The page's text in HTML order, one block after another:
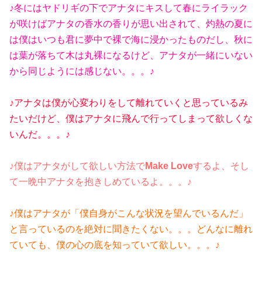
♪冬にはヤドリギの下でアナタにキスして春にライラック
が咲けばアナタの香水の香りが思い出されて、灼熱の夏に
は僕はいつも君に夢中で裸で海に浸かったものだし、秋に
は葉が落ちて木は丸裸になるけど、アナタが一緒にいない
から同じようには感じない。。。♪
♪アナタは僕が心変わりをして離れていくと思っているみ
たいだけど、僕はアナタに飛んで行ってしまって欲しくな
いんだ。。。♪
♪僕はアナタがして欲しい方法でMake Loveするよ、そし
て一晩中アナタを抱きしめているよ。。。♪
♪僕はアナタが「僕自身がこんな状況を望んでいるんだ」
と言っているのを絶対に聞きたくない。。。どんなに離れ
ていても、僕の心の底を知っていて欲しい。。。♪